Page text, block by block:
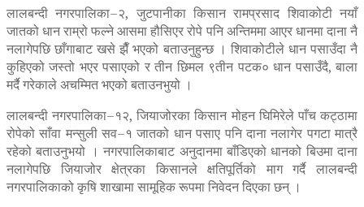
लालबन्दी नगरपालिका–२, जुटपानीका किसान रामप्रसाद शिवाकोटी नयाँ
जातको धान राम्रो फल्ने आसमा हौसिएर रोपे पनि अन्तिममा आएर धानमा दाना नै
नलागेपछि छाँगाबाट खसे झैँ भएको बताउनुहुन्छ । शिवाकोटीले धान पसाउँदा नै
कुहिएको जस्तो भएर पसाएको र तीन छिमल ९तीन पटक० धान पसाउँदै, बाला
मर्दै गरेकाले अचम्मित भएको बताउनभुयो ।
लालबन्दी नगरपालिका–१२, जियाजोरका किसान मोहन घिमिरेले पाँच कट्ठामा
रोपेको साँवा मन्सुली सव–१ जातको धान पसाए पनि दाना नलागेर पगटा मात्रै
रहेको बताउनुभयो । नगरपालिकाबाट अनुदानमा बाँडिएको धानको बिउमा दाना
नलागेपछि जियाजोर क्षेत्रका किसानले क्षतिपूर्तिको माग गर्दै लालबन्दी
नगरपालिकाको कृषि शाखामा सामूहिक रूपमा निवेदन दिएका छन् ।